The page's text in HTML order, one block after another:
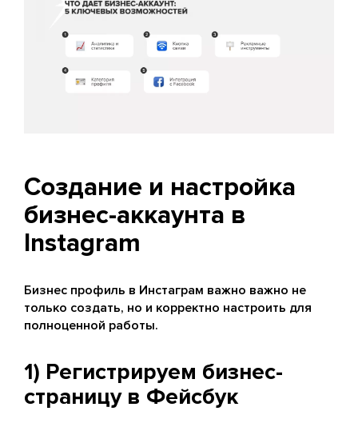
Создание и настройка
бизнес-аккаунта в
Instagram
Бизнес профиль в Инстаграм важно важно не
только создать, но и корректно настроить для
полноценной работы.
1) Регистрируем бизнес-
страницу в Фейсбук